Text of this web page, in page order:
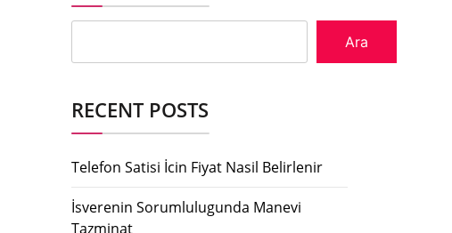
Ara
RECENT POSTS
Telefon Satisi İcin Fiyat Nasil Belirlenir
İsverenin Sorumlulugunda Manevi
Tazminat